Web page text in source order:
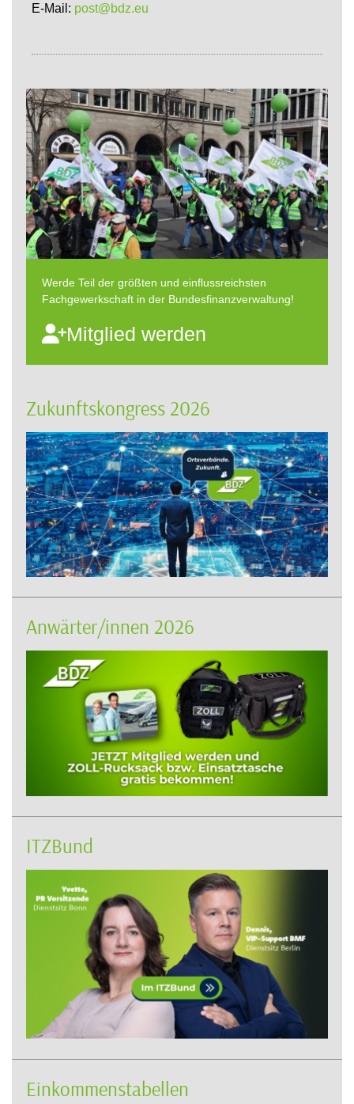
E-Mail: post@bdz.eu
Werde Teil der größten und einflussreichsten
Fachgewerkschaft in der Bundesfinanzverwaltung!
Mitglied werden
Zukunftskongress 2026
Anwärter/innen 2026
ITZBund
Einkommenstabellen